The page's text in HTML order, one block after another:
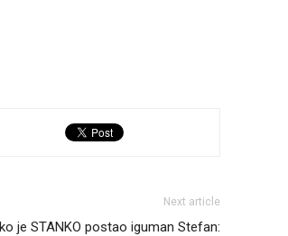
Next article
je STANKO postao iguman Stefan: